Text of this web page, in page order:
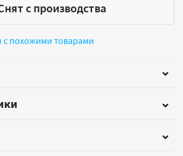
с производства
с похожими товарами